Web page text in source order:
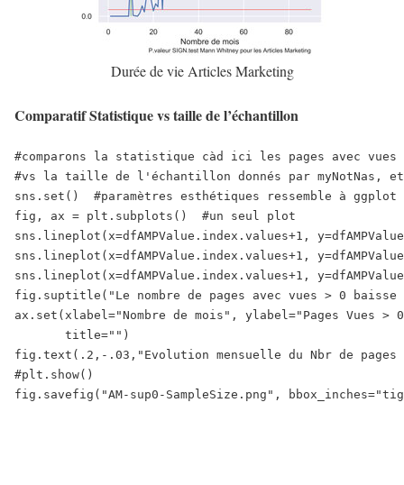
Durée de vie Articles Marketing
Comparatif Statistique vs taille de l’échantillon
#comparons la statistique càd ici les pages avec vues
#vs la taille de l'échantillon donnés par myNotNas,
sns.set()  #paramètres esthétiques ressemble à
fig, ax = plt.subplots()  #un seul plot
sns.lineplot(x=dfAMPValue.index.values+1,
sns.lineplot(x=dfAMPValue.index.values+1,
sns.lineplot(x=dfAMPValue.index.values+1,
fig.suptitle("Le nombre de pages avec vues > 0
ax.set(xlabel="Nombre de mois", ylabel="Pages
       title="")
fig.text(.2,-.03,"Evolution mensuelle du Nbr de
#plt.show()